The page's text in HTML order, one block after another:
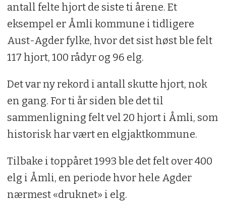
antall felte hjort de siste ti årene. Et
eksempel er Åmli kommune i tidligere
Aust-Agder fylke, hvor det sist høst ble felt
117 hjort, 100 rådyr og 96 elg.
Det var ny rekord i antall skutte hjort, nok
en gang. For ti år siden ble det til
sammenligning felt vel 20 hjort i Åmli, som
historisk har vært en elgjaktkommune.
Tilbake i toppåret 1993 ble det felt over 400
elg i Åmli, en periode hvor hele Agder
nærmest «druknet» i elg.